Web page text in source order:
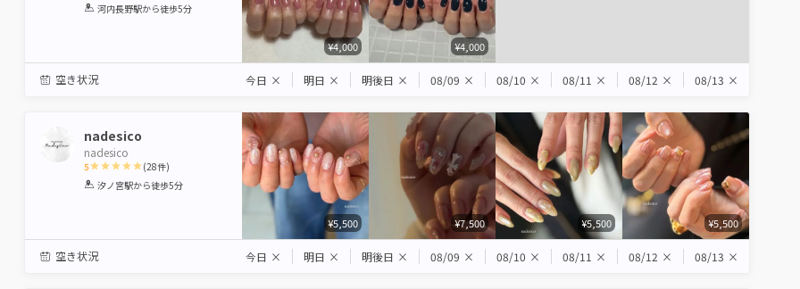
1 2 3 4 5
河内長野駅から徒歩5分
¥4,000 ¥4,000
空き状況 今日 × 明日 × 明後日 × 08/09 × 08/10 × 08/11 × 08/12 × 08/13 ×
nadesico
nadesico
5
1 2 3 4 5
(28件)
汐ノ宮駅から徒歩5分
¥5,500 ¥7,500 ¥5,500 ¥5,500
空き状況 今日 × 明日 × 明後日 × 08/09 × 08/10 × 08/11 × 08/12 × 08/13 ×